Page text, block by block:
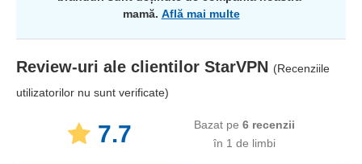
mamă. Află mai multe
Review-uri ale clientilor StarVPN (Recenziile
utilizatorilor nu sunt verificate)
7.7 Bazat pe6 recenzii
în 1 de limbi​